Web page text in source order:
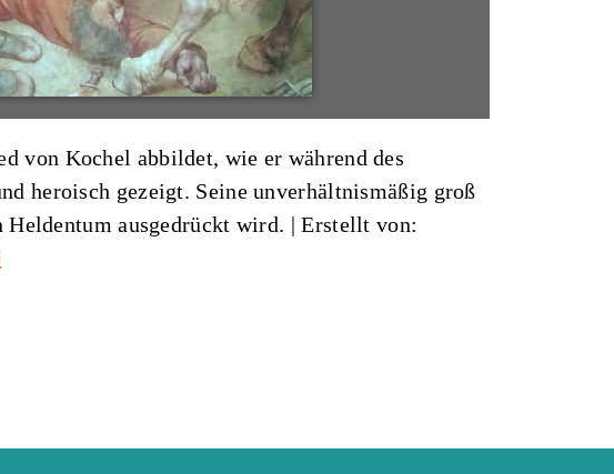
von Kochel abbildet, wie er während des
heroisch gezeigt. Seine unverhältnismäßig groß
Heldentum ausgedrückt wird. |Erstellt von: